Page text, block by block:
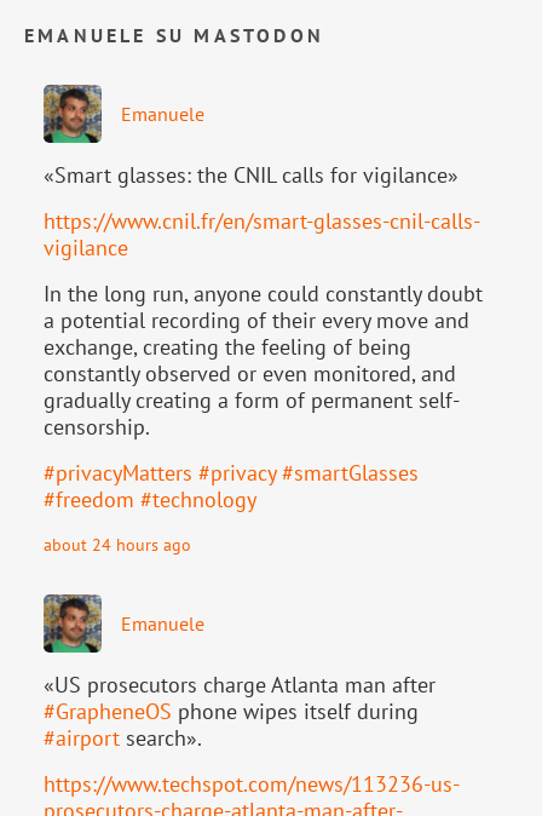
EMANUELE SU MASTODON
Emanuele
«Smart glasses: the CNIL calls for vigilance»
https://www.cnil.fr/en/smart-glasses-cnil-calls-
vigilance
In the long run, anyone could constantly doubt
a potential recording of their every move and
exchange, creating the feeling of being
constantly observed or even monitored, and
gradually creating a form of permanent self-
censorship.
#privacyMatters #privacy #smartGlasses
#freedom #technology
about 24 hours ago
Emanuele
«US prosecutors charge Atlanta man after
#GrapheneOS phone wipes itself during
#airport search».
https://www.techspot.com/news/113236-us-
prosecutors-charge-atlanta-man-after-